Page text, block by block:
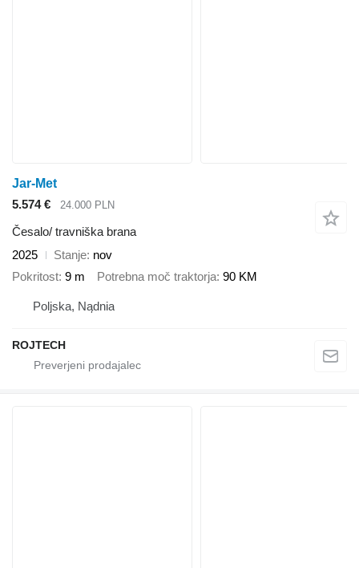
Jar-Met
5.574 €
24.000 PLN
Česalo/ travniška brana
2025
Stanje nov
Pokritost 9 m Potrebna moč traktorja 90 KM
Poljska, Nądnia
ROJTECH